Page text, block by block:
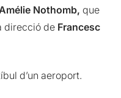
Nothomb,que
direcció de Francesc
d’un aeroport.